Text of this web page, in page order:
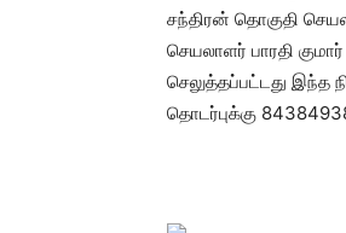
சந்திரன் தொகுதி
செயலாளர் பாரதி
செலுத்தப்பட்டது இந்த
தொடர்புக்கு